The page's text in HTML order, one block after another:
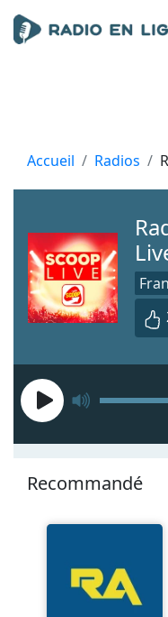
Accueil Radios
Recommandé